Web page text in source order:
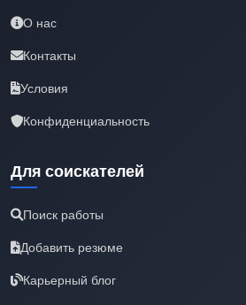
О нас
Контакты
Условия
Конфиденциальность
Для соискателей
Поиск работы
Добавить резюме
Карьерный блог